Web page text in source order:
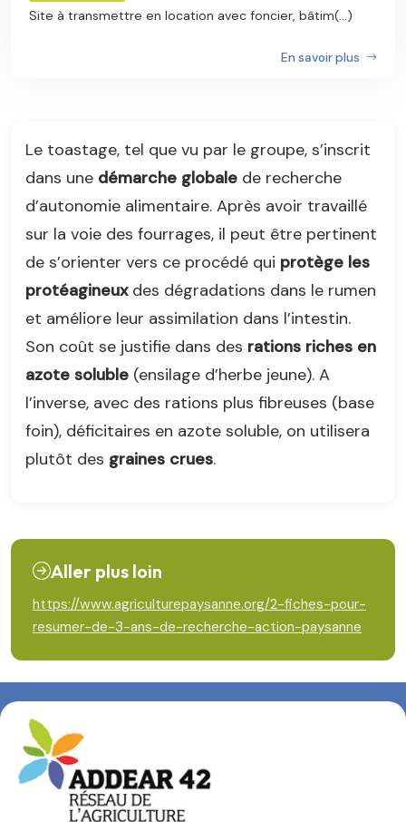
Site à transmettre en location avec foncier, bâtim(...)
En savoir plus
Le toastage, tel que vu par le groupe, s’inscrit
dans une démarche globale de recherche
d’autonomie alimentaire. Après avoir travaillé
sur la voie des fourrages, il peut être pertinent
de s’orienter vers ce procédé qui protège les
protéagineuxdes dégradations dans le rumen
et améliore leur assimilation dans l’intestin.
Son coût se justifie dans des rations riches en
azote soluble (ensilage d’herbe jeune). A
l’inverse, avec des rations plus fibreuses (base
foin), déficitaires en azote soluble, on utilisera
plutôt des graines crues.
Aller plus loin
https://www.agriculturepaysanne.org/2-fiches-pour-
resumer-de-3-ans-de-recherche-action-paysanne